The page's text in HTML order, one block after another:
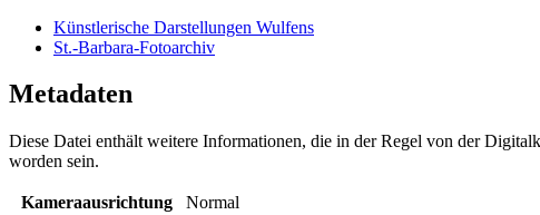
Künstlerische Darstellungen Wulfens
St.-Barbara-Fotoarchiv
Metadaten
Diese Datei enthält weitere Informationen, die in der Regel von der
worden sein.
Kameraausrichtung
Normal